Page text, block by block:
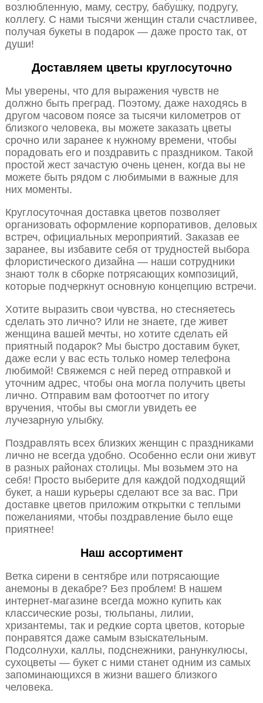
возлюбленную, маму, сестру, бабушку, подругу,
коллегу. С нами тысячи женщин стали счастливее,
получая букеты в подарок — даже просто так, от
души!
Доставляем цветы круглосуточно
Мы уверены, что для выражения чувств не
должно быть преград. Поэтому, даже находясь в
другом часовом поясе за тысячи километров от
близкого человека, вы можете заказать цветы
срочно или заранее к нужному времени, чтобы
порадовать его и поздравить с праздником. Такой
простой жест зачастую очень ценен, когда вы не
можете быть рядом с любимыми в важные для
них моменты.
Круглосуточная доставка цветов позволяет
организовать оформление корпоративов, деловых
встреч, официальных мероприятий. Заказав ее
заранее, вы избавите себя от трудностей выбора
флористического дизайна — наши сотрудники
знают толк в сборке потрясающих композиций,
которые подчеркнут основную концепцию встречи.
Хотите выразить свои чувства, но стесняетесь
сделать это лично? Или не знаете, где живет
женщина вашей мечты, но хотите сделать ей
приятный подарок? Мы быстро доставим букет,
даже если у вас есть только номер телефона
любимой! Свяжемся с ней перед отправкой и
уточним адрес, чтобы она могла получить цветы
лично. Отправим вам фотоотчет по итогу
вручения, чтобы вы смогли увидеть ее
лучезарную улыбку.
Поздравлять всех близких женщин с праздниками
лично не всегда удобно. Особенно если они живут
в разных районах столицы. Мы возьмем это на
себя! Просто выберите для каждой подходящий
букет, а наши курьеры сделают все за вас. При
доставке цветов приложим открытки с теплыми
пожеланиями, чтобы поздравление было еще
приятнее!
Наш ассортимент
Ветка сирени в сентябре или потрясающие
анемоны в декабре? Без проблем! В нашем
интернет-магазине всегда можно купить как
классические розы, тюльпаны, лилии,
хризантемы, так и редкие сорта цветов, которые
понравятся даже самым взыскательным.
Подсолнухи, каллы, подснежники, ранункулюсы,
сухоцветы — букет с ними станет одним из самых
запоминающихся в жизни вашего близкого
человека.